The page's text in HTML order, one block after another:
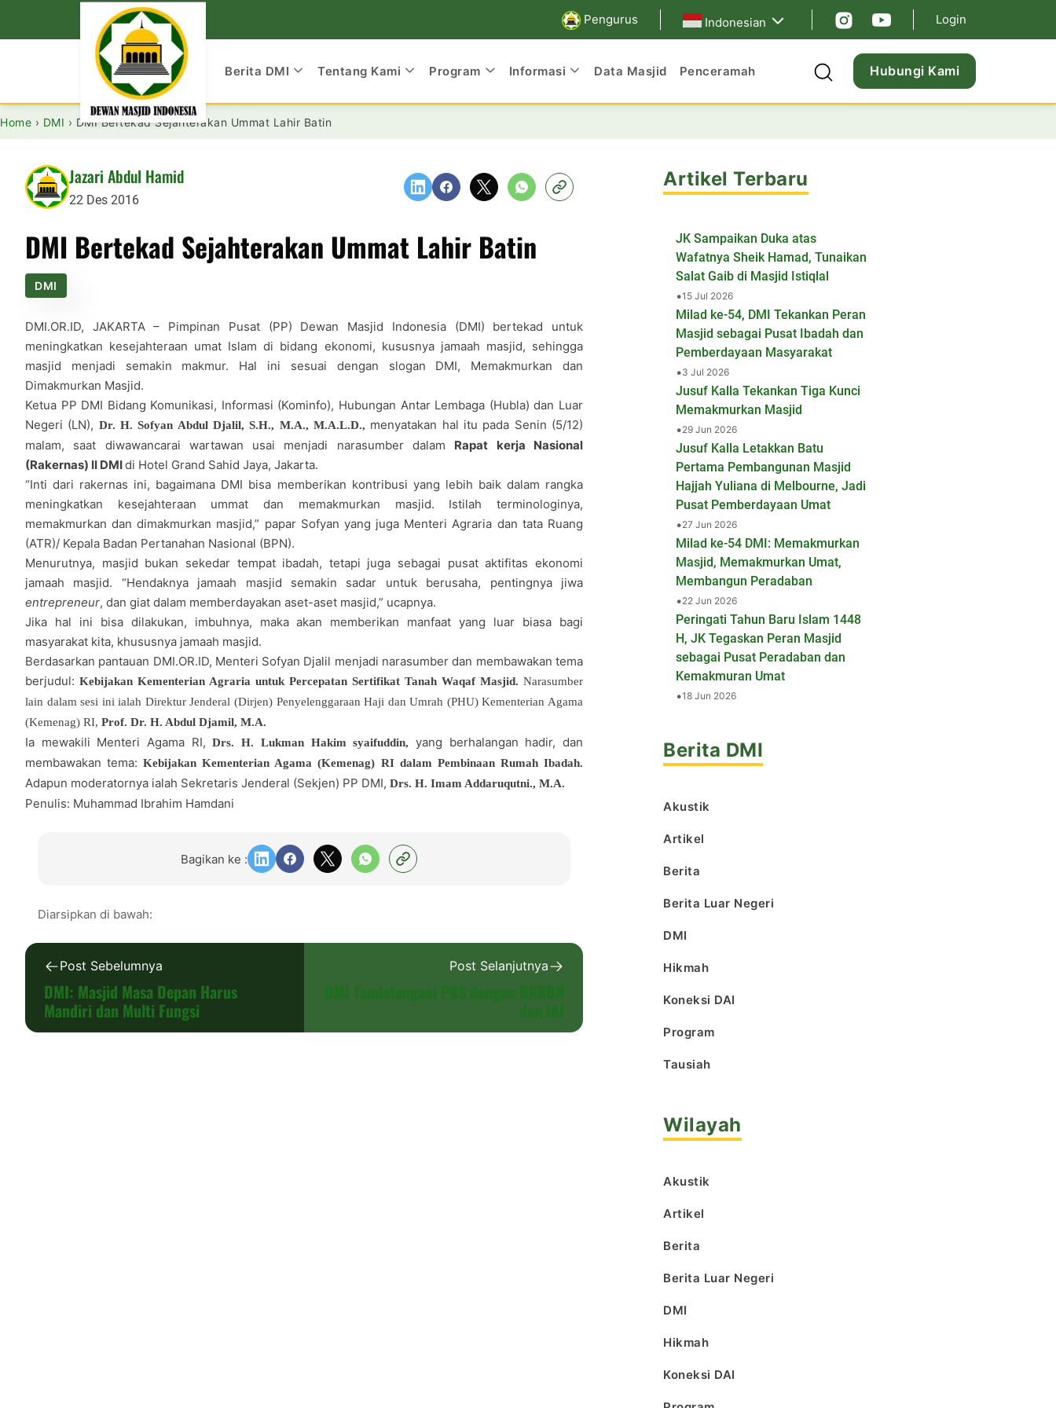
Pengurus Indonesian Login
Berita DMI Tentang Kami Program Informasi Data Masjid Penceramah Hubungi Kami
Home › DMI › DMI Bertekad Sejahterakan Ummat Lahir Batin
Jazari Abdul Hamid
22 Des 2016
DMI Bertekad Sejahterakan Ummat Lahir Batin
DMI
DMI.OR.ID, JAKARTA – Pimpinan Pusat (PP) Dewan Masjid Indonesia (DMI) bertekad untuk
meningkatkan kesejahteraan umat Islam di bidang ekonomi, kususnya jamaah masjid, sehingga
masjid menjadi semakin makmur. Hal ini sesuai dengan slogan DMI, Memakmurkan dan
Dimakmurkan Masjid.
Ketua PP DMI Bidang Komunikasi, Informasi (Kominfo), Hubungan Antar Lembaga (Hubla) dan Luar
Negeri (LN), Dr. H. Sofyan Abdul Djalil, S.H., M.A., M.A.L.D., menyatakan hal itu pada Senin (5/12)
malam, saat diwawancarai wartawan usai menjadi narasumber dalam Rapat kerja Nasional
(Rakernas) II DMIdi Hotel Grand Sahid Jaya, Jakarta.
“Inti dari rakernas ini, bagaimana DMI bisa memberikan kontribusi yang lebih baik dalam rangka
meningkatkan kesejahteraan ummat dan memakmurkan masjid. Istilah terminologinya,
memakmurkan dan dimakmurkan masjid,” papar Sofyan yang juga Menteri Agraria dan tata Ruang
(ATR)/ Kepala Badan Pertanahan Nasional (BPN).
Menurutnya, masjid bukan sekedar tempat ibadah, tetapi juga sebagai pusat aktifitas ekonomi
jamaah masjid. “Hendaknya jamaah masjid semakin sadar untuk berusaha, pentingnya jiwa
entrepreneur, dan giat dalam memberdayakan aset-aset masjid,” ucapnya.
Jika hal ini bisa dilakukan, imbuhnya, maka akan memberikan manfaat yang luar biasa bagi
masyarakat kita, khususnya jamaah masjid.
Berdasarkan pantauan DMI.OR.ID, Menteri Sofyan Djalil menjadi narasumber dan membawakan tema
berjudul: Kebijakan Kementerian Agraria untuk Percepatan Sertifikat Tanah Waqaf Masjid. Narasumber
lain dalam sesi ini ialah Direktur Jenderal (Dirjen) Penyelenggaraan Haji dan Umrah (PHU) Kementerian Agama
(Kemenag) RI, Prof. Dr. H. Abdul Djamil, M.A.
Ia mewakili Menteri Agama RI,Drs. H. Lukman Hakim syaifuddin,
yang berhalangan hadir, dan
membawakan tema:Kebijakan Kementerian Agama (Kemenag) RI dalam Pembinaan Rumah Ibadah.
Adapun moderatornya ialah Sekretaris Jenderal (Sekjen) PP DMI, Drs. H. Imam Addaruqutni., M.A.
Penulis: Muhammad Ibrahim Hamdani
Bagikan ke :
Diarsipkan di bawah:
Post Sebelumnya
DMI: Masjid Masa Depan Harus
Mandiri dan Multi Fungsi
Post Selanjutnya
Artikel Terbaru
JK Sampaikan Duka atas
Wafatnya Sheik Hamad, Tunaikan
Salat Gaib di Masjid Istiqlal
•15 Jul 2026
Milad ke-54, DMI Tekankan Peran
Masjid sebagai Pusat Ibadah dan
Pemberdayaan Masyarakat
•3 Jul 2026
Jusuf Kalla Tekankan Tiga Kunci
Memakmurkan Masjid
•29 Jun 2026
Jusuf Kalla Letakkan Batu
Pertama Pembangunan Masjid
Hajjah Yuliana di Melbourne, Jadi
Pusat Pemberdayaan Umat
•27 Jun 2026
Milad ke-54 DMI: Memakmurkan
Masjid, Memakmurkan Umat,
Membangun Peradaban
•22 Jun 2026
Peringati Tahun Baru Islam 1448
H, JK Tegaskan Peran Masjid
sebagai Pusat Peradaban dan
Kemakmuran Umat
•18 Jun 2026
Berita DMI
Akustik
Artikel
Berita
Berita Luar Negeri
DMI
Hikmah
Koneksi DAI
Program
Tausiah
Wilayah
Akustik
Artikel
Berita
Berita Luar Negeri
DMI
Hikmah
Koneksi DAI